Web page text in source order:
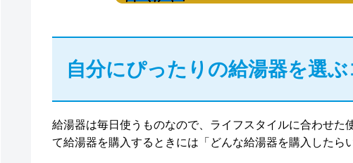
自分にぴったりの給湯器を選ぶ
給湯器は毎日使うものなので、ライフスタイルに合わせ
て給湯器を購入するときには「どんな給湯器を購入したら